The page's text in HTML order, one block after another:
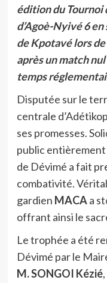
édition du Tournoi
d’Agoè-Nyivé 6 en
de Kpotavé lors de
après un match
temps
Disputée sur le
centrale
ses promesses.
public entièrement
de Dévimé a fait
combativité.
gardien MACAa
offrant ainsi le
Le trophée a été
Dévimé par le
M. SONGOI Kézié